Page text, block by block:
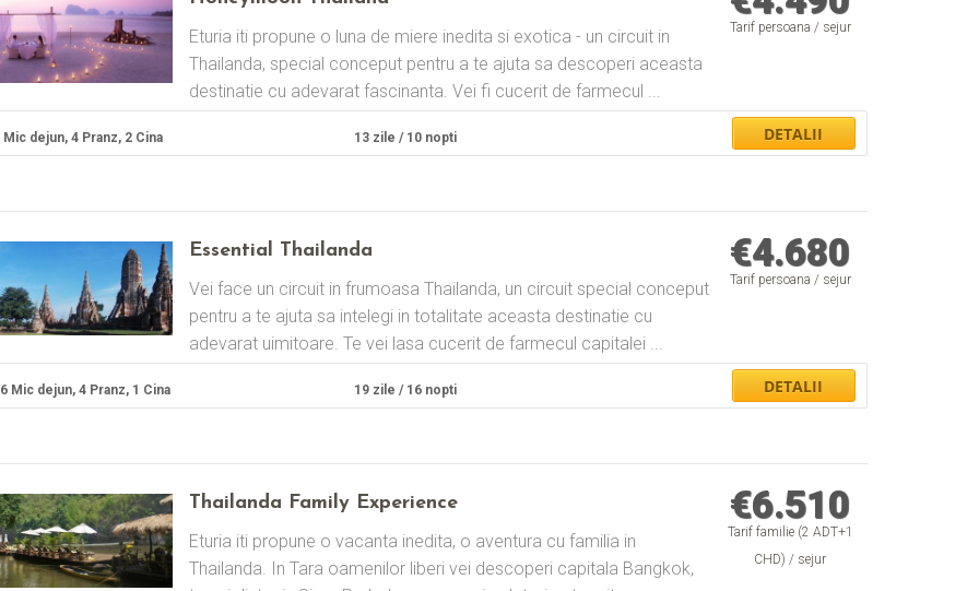
Eturia iti propune o luna de miere inedita si exotica - un circuit in
Thailanda, special conceput pentru a te ajuta sa descoperi aceasta
destinatie cu adevarat fascinanta. Vei fi cucerit de farmecul ...
Tarif persoana / sejur
Mic dejun, 4 Pranz, 2 Cina 13 zile / 10 nopti
Essential Thailanda
Vei face un circuit in frumoasa Thailanda, un circuit special conceput
pentru a te ajuta sa intelegi in totalitate aceasta destinatie cu
adevarat uimitoare. Te vei lasa cucerit de farmecul capitalei ...
€4.680
Tarif persoana / sejur
Mic dejun, 4 Pranz, 1 Cina 19 zile / 16 nopti
Thailanda Family Experience
Eturia iti propune o vacanta inedita, o aventura cu familia in
Thailanda. In Tara oamenilor liberi vei descoperi capitala Bangkok,
€6.510
Tarif familie (2 ADT+1
CHD) / sejur